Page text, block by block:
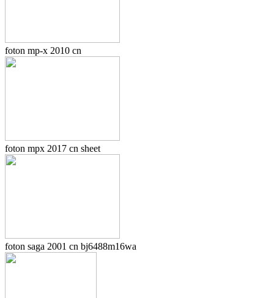
foton mp-x 2010 cn
foton mpx 2017 cn sheet
foton saga 2001 cn bj6488m16wa